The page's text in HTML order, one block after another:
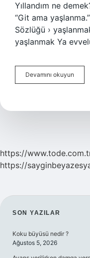
Yıllandım ne
“Git ama
Sözlüğü ›
yaşlanmak Ya
Devamını okuyun
https://
https://
SIDEBAR
SON YAZILAR
Koku büyüsü nedir ?
Ağustos 5, 2026